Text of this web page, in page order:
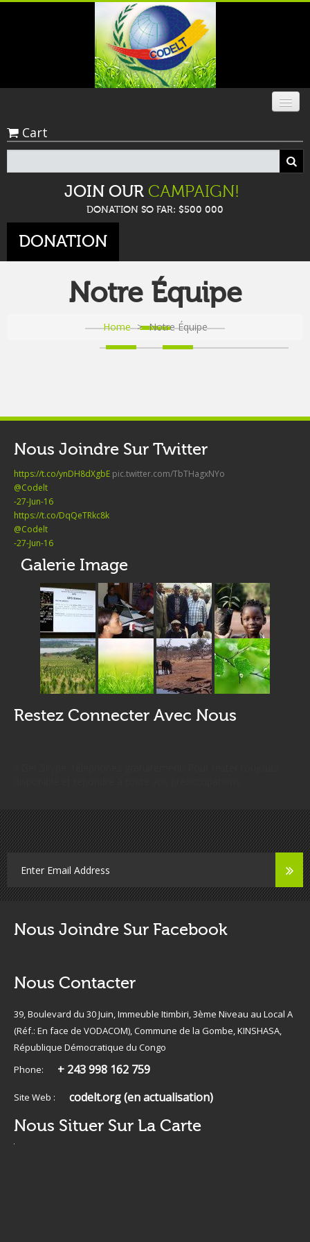
ACCUEIL
PARTENARIAT
EVÉNÉMENTS
Cart
JOIN OUR CAMPAIGN!
DONATION SO FAR: $500 000
DONATION
Notre Équipe
Home > Notre Équipe
Nous Joindre Sur Twitter
https://t.co/ynDH8dXgbE pic.twitter.com/TbTHagxNYo
@Codelt
-27-Jun-16
https://t.co/DqQeTRkc8k
@Codelt
-27-Jun-16
Galerie Image
Restez Connecter Avec Nous
Nous Joindre Sur Facebook
Nous Contacter
39, Boulevard du 30 Juin, Immeuble Itimbiri, 3ème Niveau au Local A
(Réf.: En face de VODACOM), Commune de la Gombe, KINSHASA,
République Démocratique du Congo
Phone:
+ 243 998 162 759
Site Web : codelt.org (en actualisation)
Nous Situer Sur La Carte